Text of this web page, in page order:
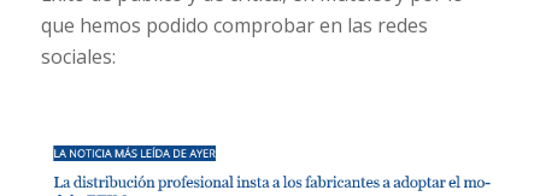
que hemos podido comprobar en las redes
sociales: